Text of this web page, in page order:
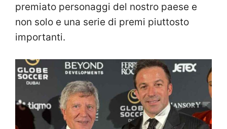
premiato personaggi del nostro paese e
non solo e una serie di premi piuttosto
importanti.